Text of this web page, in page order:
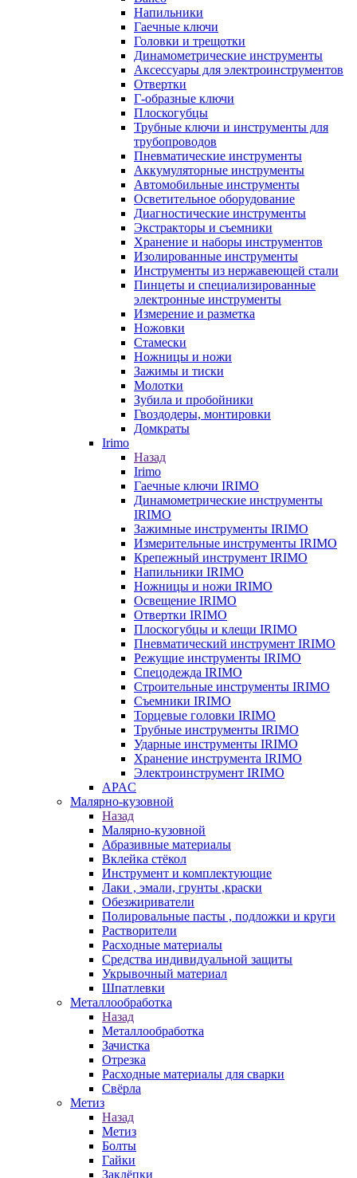
Напильники
Гаечные ключи
Головки и трещотки
Динамометрические инструменты
Аксессуары для электроинструментов
Отвертки
Г-образные ключи
Плоскогубцы
Трубные ключи и инструменты для
трубопроводов
Пневматические инструменты
Аккумуляторные инструменты
Автомобильные инструменты
Осветительное оборудование
Диагностические инструменты
Экстракторы и съемники
Хранение и наборы инструментов
Изолированные инструменты
Инструменты из нержавеющей стали
Пинцеты и специализированные
электронные инструменты
Измерение и разметка
Ножовки
Стамески
Ножницы и ножи
Зажимы и тиски
Молотки
Зубила и пробойники
Гвоздодеры, монтировки
Домкраты
Irimo
Назад
Irimo
Гаечные ключи IRIMO
Динамометрические инструменты
IRIMO
Зажимные инструменты IRIMO
Измерительные инструменты IRIMO
Крепежный инструмент IRIMO
Напильники IRIMO
Ножницы и ножи IRIMO
Освещение IRIMO
Отвертки IRIMO
Плоскогубцы и клещи IRIMO
Пневматический инструмент IRIMO
Режущие инструменты IRIMO
Спецодежда IRIMO
Строительные инструменты IRIMO
Съемники IRIMO
Торцевые головки IRIMO
Трубные инструменты IRIMO
Ударные инструменты IRIMO
Хранение инструмента IRIMO
Электроинструмент IRIMO
APAC
Малярно-кузовной
Назад
Малярно-кузовной
Абразивные материалы
Вклейка стёкол
Инструмент и комплектующие
Лаки , эмали, грунты ,краски
Обезжириватели
Полировальные пасты , подложки и круги
Растворители
Расходные материалы
Средства индивидуальной защиты
Укрывочный материал
Шпатлевки
Металлообработка
Назад
Металлообработка
Зачистка
Отрезка
Расходные материалы для сварки
Свёрла
Метиз
Назад
Метиз
Болты
Гайки
Заклёпки